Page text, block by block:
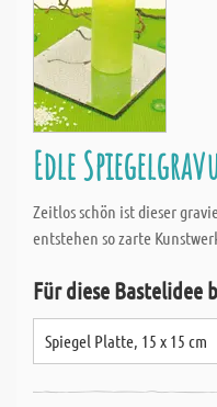
Edle
Zeitlos schön ist dieser
entstehen so zarte
Für diese Bastelidee
Spiegel Platte, 15 x 15 cm